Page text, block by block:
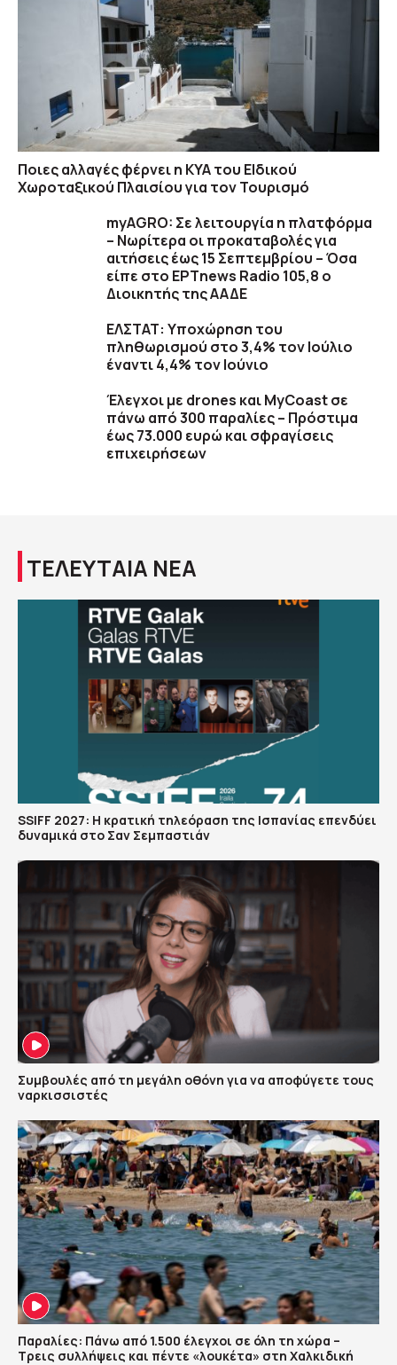
Ποιες αλλαγές φέρνει η ΚΥΑ του ΕΙδικού
Χωροταξικού Πλαισίου για τον Τουρισμό
myAGRO: Σε λειτουργία η πλατφόρμα
– Νωρίτερα οι προκαταβολές για
αιτήσεις έως 15 Σεπτεμβρίου – Όσα
είπε στο ΕΡΤnews Radio 105,8 ο
Διοικητής της ΑΑΔΕ
ΕΛΣΤΑΤ: Υποχώρηση του
πληθωρισμού στο 3,4% τον Ιούλιο
έναντι 4,4% τον Ιούνιο
Έλεγχοι με drones και MyCoast σε
πάνω από 300 παραλίες – Πρόστιμα
έως 73.000 ευρώ και σφραγίσεις
επιχειρήσεων
ΤΕΛΕΥΤΑΙΑ ΝΕΑ
SSIFF 2027: Η κρατική τηλεόραση της Ισπανίας επενδύει
δυναμικά στο Σαν Σεμπαστιάν
Συμβουλές από τη μεγάλη οθόνη για να αποφύγετε τους
ναρκισσιστές
Παραλίες: Πάνω από 1.500 έλεγχοι σε όλη τη χώρα –
Τρεις συλλήψεις και πέντε «λουκέτα» στη Χαλκιδική